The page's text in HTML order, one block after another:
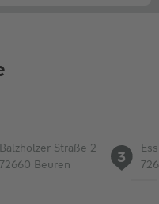
Balzholzer Straße 2
72660 Beuren
3